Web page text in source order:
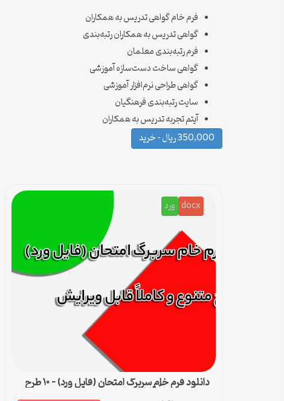
فرم خام گواهی تدریس به همکاران
گواهی تدریس به همکاران رتبه‌بندی
فرم رتبه‌بندی معلمان
گواهی ساخت دست‌سازه آموزشی
گواهی طراحی نرم‌افزار آموزشی
سایت رتبه‌بندی فرهنگیان
آیتم تجربه تدریس به همکاران
350,000 ریال – خرید
docx ورد
دانلود فرم خام سربرگ امتحان (فایل ورد) – ۱۰ طرح
متنوع و کاملاً قابل ویرایش